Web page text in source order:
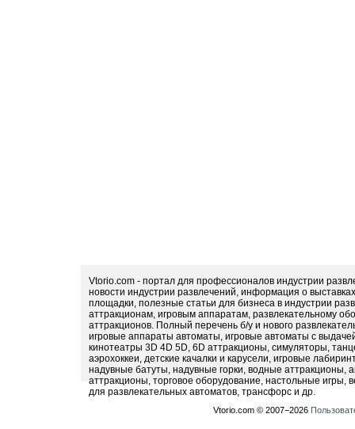
Vtorio.com - портал для профессионалов индустрии
новости индустрии развлечений, информация о
площадки, полезные статьи для бизнеса в индустрии
аттракционам, игровым аппаратам, развлекательному
аттракционов. Полный перечень б/у и нового
игровые аппараты автоматы, игровые автоматы с
кинотеатры 3D 4D 5D, 6D аттракционы, симуляторы,
аэрохоккеи, детские качалки и карусели, игровые
надувные батуты, надувные горки, водные
аттракционы, торговое оборудование, настольные игры,
для развлекательных автоматов, трансфорс и др.
Vtorio.com © 2007−2026